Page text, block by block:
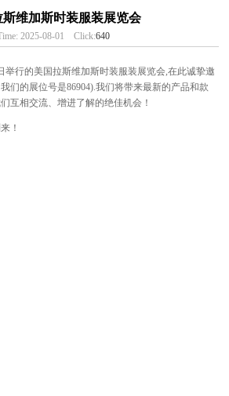
斯维加斯时装服装展览会
2025-08-01 Click:640
举行的美国拉斯维加斯时装服装展览会,在此诚挚邀
们的展位号是86904).我们将带来最新的产品和款
互相交流、增进了解的绝佳机会！
！